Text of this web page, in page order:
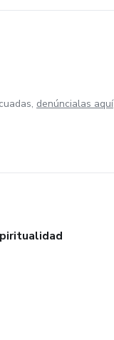
denúncialas aquí